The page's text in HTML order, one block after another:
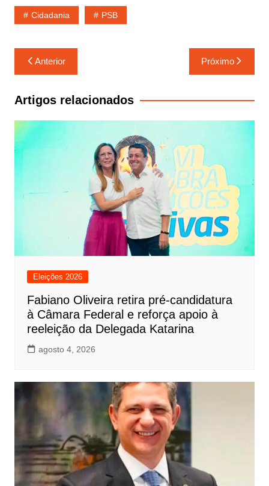
Cidadania PSB
Navegação
de
Post
Anterior Próximo
Artigos relacionados
Eleições 2026
Fabiano Oliveira retira pré-candidatura
à Câmara Federal e reforça apoio à
reeleição da Delegada Katarina
agosto 4, 2026